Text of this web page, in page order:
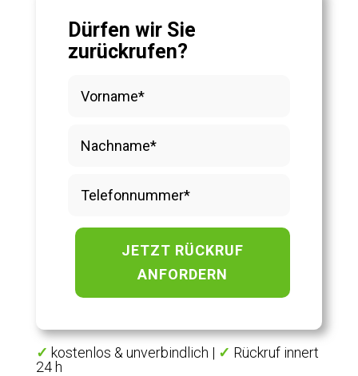
Dürfen wir Sie
zurückrufen?
JETZT RÜCKRUF
ANFORDERN
✓ kostenlos & unverbindlich | ✓ Rückruf innert
24 h